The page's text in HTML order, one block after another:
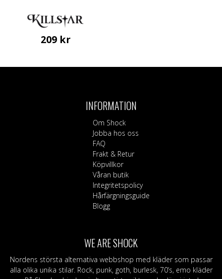
209 kr
INFORMATION
Om Shock
Jobba hos oss
FAQ
Frakt & Retur
Köpvillkor
Våran butik
Integritetspolicy
Hårfärgningsguide
Blogg
WE ARE SHOCK
Nordens största alternativa webbshop med kläder som passar
alla olika unika stilar. Rock, punk, goth, burlesk, 70’s, emo kläder